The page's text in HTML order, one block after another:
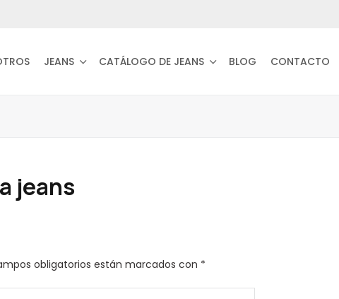
JEANS CATÁLOGO DE JEANS BLOG CONTACTO
jeans
obligatorios están marcados con *